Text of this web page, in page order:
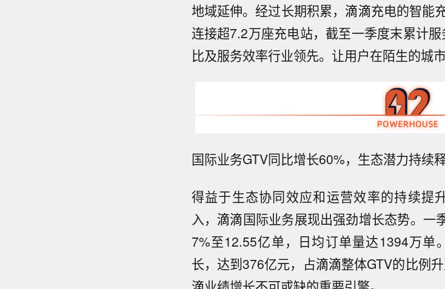
地域延伸。经过长期积累， 滴滴充电的智能
连接超7.2万座充电站，截至一季度末累计
比及服务效率行业领先。让用户在陌生的城
国际业务GTV同比增长60%，生态潜力持续
得益于生态协同效应和运营效率的持续提
入， 滴滴国际业务展现出强劲增长态势。一
7%至12.55亿单，日均订单量达1394万单
长，达到376亿元，占滴滴整体GTV的比例